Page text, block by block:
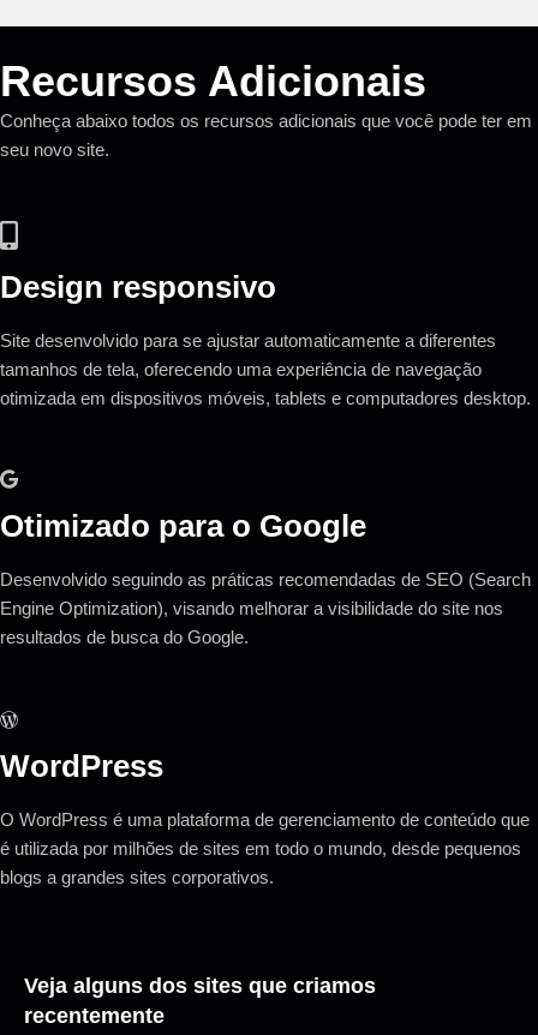
Recursos Adicionais
Conheça abaixo todos os recursos adicionais que você pode ter em
seu novo site.
Design responsivo
Site desenvolvido para se ajustar automaticamente a diferentes
tamanhos de tela, oferecendo uma experiência de navegação
otimizada em dispositivos móveis, tablets e computadores desktop.
Otimizado para o Google
Desenvolvido seguindo as práticas recomendadas de SEO (Search
Engine Optimization), visando melhorar a visibilidade do site nos
resultados de busca do Google.
WordPress
O WordPress é uma plataforma de gerenciamento de conteúdo que
é utilizada por milhões de sites em todo o mundo, desde pequenos
blogs a grandes sites corporativos.
Veja alguns dos sites que criamos
recentemente